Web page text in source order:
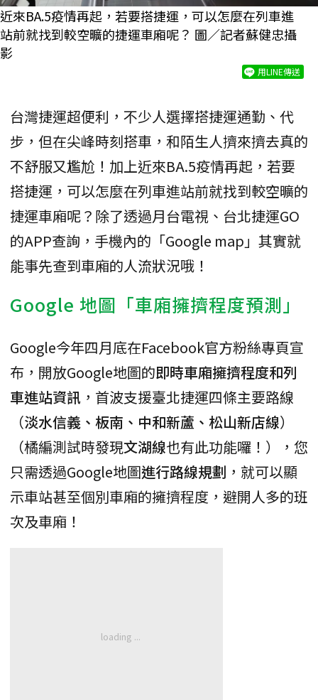
近來BA.5疫情再起，若要搭捷運，可以怎麼在列車進
站前就找到較空曠的捷運車廂呢？ 圖／記者蘇健忠攝
影
用LINE傳送
台灣捷運超便利，不少人選擇搭捷運通勤、代
步，但在尖峰時刻搭車，和陌生人擠來擠去真的
不舒服又尷尬！加上近來BA.5疫情再起，若要
搭捷運，可以怎麼在列車進站前就找到較空曠的
捷運車廂呢？除了透過月台電視、台北捷運GO
的APP查詢，手機內的「Google map」其實就
能事先查到車廂的人流狀況哦！
Google 地圖「車廂擁擠程度預測」
Google今年四月底在Facebook官方粉絲專頁宣
布，開放Google地圖的即時車廂擁擠程度和列
車進站資訊 ，首波支援臺北捷運四條主要路線
（淡水信義、板南、中和新蘆、松山新店線）
（橘編測試時發現文湖線也有此功能囉！），您
只需透過Google地圖進行路線規劃 ，就可以顯
示車站甚至個別車廂的擁擠程度，避開人多的班
次及車廂！